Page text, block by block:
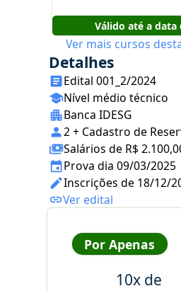
Válido até a data
Ver mais cursos
Detalhes
Edital 001_2/2024
Nível médio técnico
Banca IDESG
2 + Cadastro de
Salários de R$
Prova dia 09/03/2025
Inscrições de 18/12/
Ver edital
Por Apenas
10x de